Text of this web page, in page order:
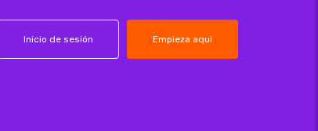
Inicio de sesión Empieza aqui